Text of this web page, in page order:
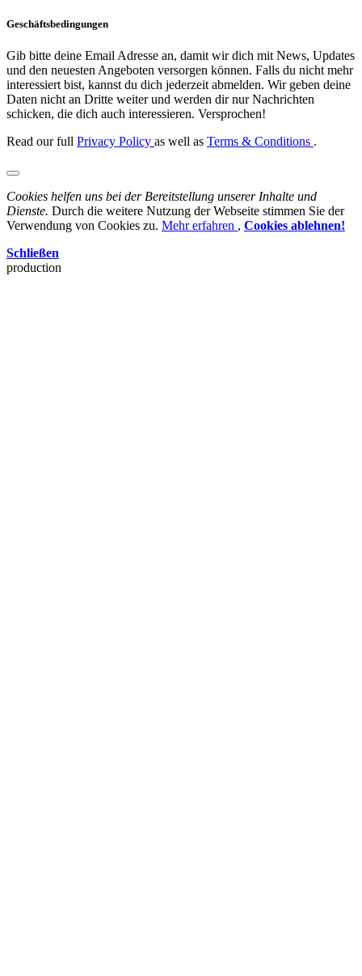
Geschäftsbedingungen
Gib bitte deine Email Adresse an, damit wir dich mit News, Updates
und den neuesten Angeboten versorgen können. Falls du nicht mehr
interessiert bist, kannst du dich jederzeit abmelden. Wir geben deine
Daten nicht an Dritte weiter und werden dir nur Nachrichten
schicken, die dich auch interessieren. Versprochen!
Read our full Privacy Policy as well as Terms & Conditions .
Cookies helfen uns bei der Bereitstellung unserer Inhalte und
Dienste. Durch die weitere Nutzung der Webseite stimmen Sie der
Verwendung von Cookies zu. Mehr erfahren , Cookies ablehnen!
Schließen
production